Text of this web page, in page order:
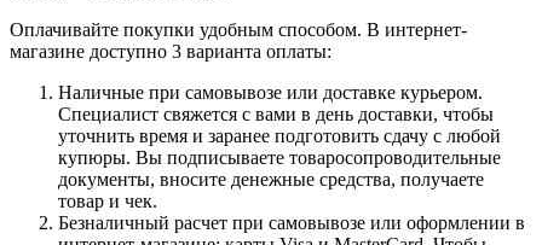
Оплачивайте покупки удобным способом. В интернет-
магазине доступно 3 варианта оплаты:
Наличные при самовывозе или доставке курьером.
Специалист свяжется с вами в день доставки, чтобы
уточнить время и заранее подготовить сдачу с любой
купюры. Вы подписываете товаросопроводительные
документы, вносите денежные средства, получаете
товар и чек.
Безналичный расчет при самовывозе или оформлении в